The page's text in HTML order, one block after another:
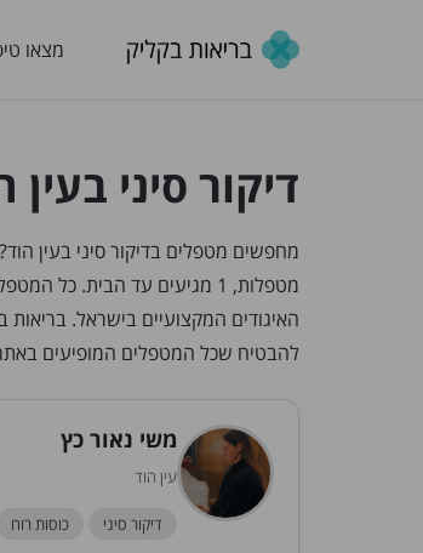
מצאו
דיקור סיני בעין
מטפלות, 1 מגיעים עד הבית.
האיגודים המקצועיים בישראל.
להבטיח שכל המטפלים המופיעים
משי נאור כץ
עין הוד
דיקור סיני כוסות רוח